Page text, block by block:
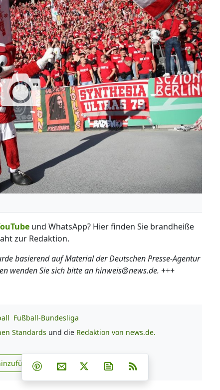
und WhatsApp? Hier finden Sie brandheiße
zur Redaktion.
basierend auf Material der Deutschen Presse-Agentur
wenden Sie sich bitte an hinweis@news.de. +++
Fußball-Bundesliga
Standards und die Redaktion von news.de.
zu Google hinzufügen
Teilen auf Facebook
Teilen auf Whatsapp
Teilen auf Telegram
Teilen auf Pinterest
Per E-Mail teilen
Post auf XNewsletter abonnieren